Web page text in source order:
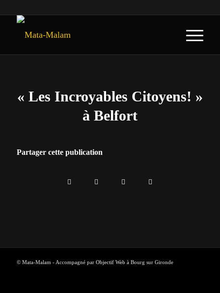
« Les Incroyables Citoyens! »
à Belfort
Partager cette publication
© Mata-Malam - Accompagné par Objectif Web à Bourg sur Gironde